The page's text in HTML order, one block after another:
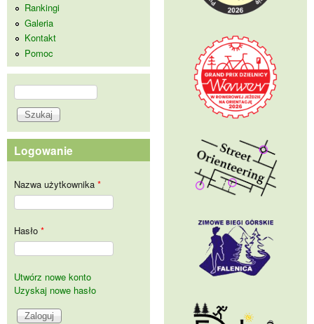
Rankingi
Galeria
Kontakt
Pomoc
Formularz wyszukiwania
Szukaj
Logowanie
Nazwa użytkownika *
Hasło *
Utwórz nowe konto
Uzyskaj nowe hasło